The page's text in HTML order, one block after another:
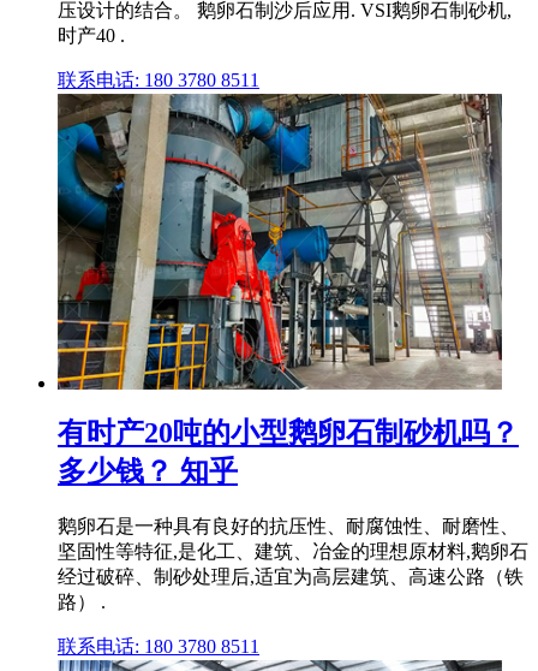
压设计的结合。 鹅卵石制沙后应用. VSI鹅卵石制砂机,
时产40 .
联系电话: 180 3780 8511
有时产20吨的小型鹅卵石制砂机吗？
多少钱？ 知乎
鹅卵石是一种具有良好的抗压性、耐腐蚀性、耐磨性、
坚固性等特征,是化工、建筑、冶金的理想原材料,鹅卵石
经过破碎、制砂处理后,适宜为高层建筑、高速公路（铁
路） .
联系电话: 180 3780 8511